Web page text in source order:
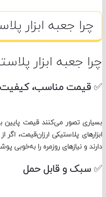
جعبه ابزار
ابزار
مناسب، کیفیت قابل
تصور می‌کنند قیمت پایین به
پلاستیکی ارزان‌قیمت، اگر از
نیازهای روزمره را به‌خوبی پوشش
و قابل حمل